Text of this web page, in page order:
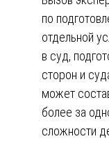
по
отдельной
в суд,
сторон и
может
более за
сложности